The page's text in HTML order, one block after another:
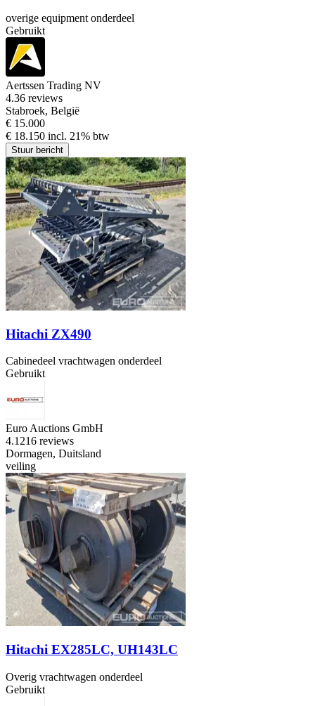
overige equipment onderdeel
Gebruikt
Aertssen Trading NV
4.36 reviews
Stabroek, België
€ 15.000
€ 18.150 incl. 21% btw
Stuur bericht
Hitachi ZX490
Cabinedeel vrachtwagen onderdeel
Gebruikt
Euro Auctions GmbH
4.1 216 reviews
Dormagen, Duitsland
veiling
Hitachi EX285LC, UH143LC
Overig vrachtwagen onderdeel
Gebruikt